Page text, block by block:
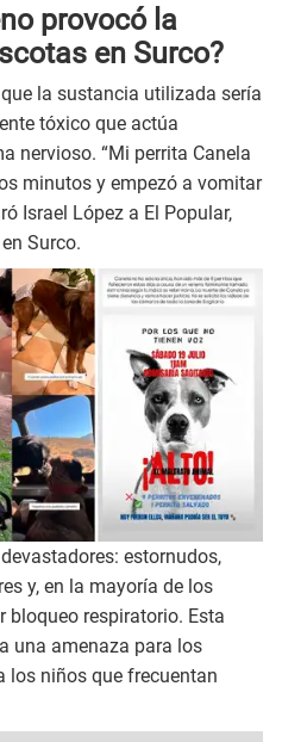
provocó la
en Surco?
la sustancia utilizada sería
tóxico que actúa
nervioso. “Mi perrita Canela
minutos y empezó a vomitar
Israel López a El Popular,
Surco.
estornudos,
y, en la mayoría de los
bloqueo respiratorio. Esta
una amenaza para los
los niños que frecuentan